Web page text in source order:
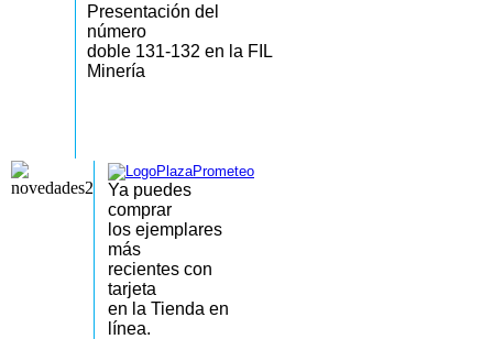
Presentación del
número
doble 131-132 en la FIL
Minería
Ya puedes
comprar
los ejemplares
más
recientes con
tarjeta
en la Tienda en
línea.